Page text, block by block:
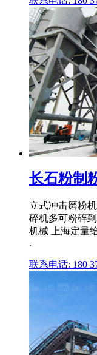
长石粉制
立式冲击磨粉
碎机多可粉碎
机械 上海定量
.
联系电话: 180